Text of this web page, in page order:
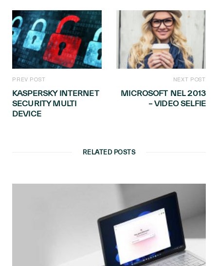
PREV POST
KASPERSKY INTERNET
SECURITY MULTI
DEVICE
NEXT POST
MICROSOFT NEL 2013
– VIDEO SELFIE
RELATED POSTS